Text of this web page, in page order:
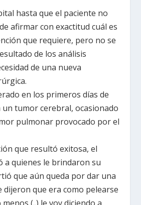
hasta que el paciente no
afirmar con exactitud cuál es
que requiere, pero no se
de los análisis
de una nueva
en los primeros días de
tumor cerebral, ocasionado
pulmonar provocado por el
que resultó exitosa, el
a quienes le brindaron su
que aún queda por dar una
dijeron que era como pelearse